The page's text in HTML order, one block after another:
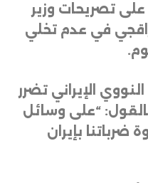
على تصريحات وزير
في عدم تخلي
.
الإيراني تضرر
“على وسائل
بإيران